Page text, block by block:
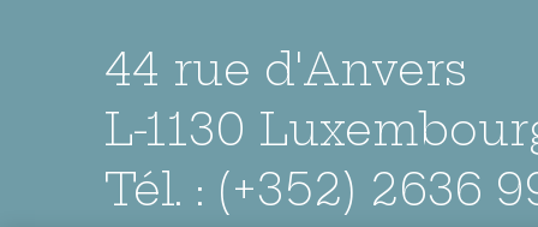
44 rue d'Anvers
L-1130
Tél. : (+352) 2636